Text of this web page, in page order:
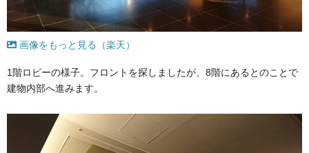
画像をもっと見る（楽天）
1階ロビーの様子。フロントを探しましたが、8階にあるとのことで
建物内部へ進みます。